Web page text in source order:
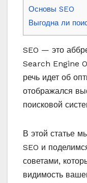
Основы SEO
Выгодна ли
SEO — это
Search Engine
речь идет об
отображался
поисковой
В этой статье
SEO и
советами,
видимость